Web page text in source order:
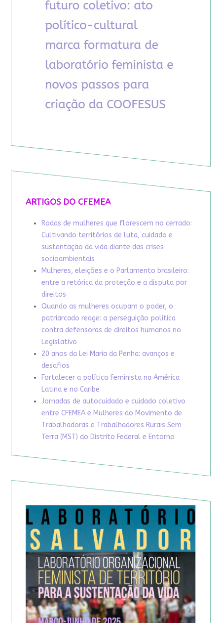
ARTIGOS DO CFEMEA
Rodas de mulheres que florescem no cerrado:
Cultivando territórios de luta, cuidado e
sustentação da vida diante das crises
socioambientais
Mulheres, eleições e o Parlamento brasileiro:
entre a retórica da proteção e a disputa por
direitos
Quando as mulheres ocupam o poder, o
patriarcado reage: a perseguição política
contra defensoras de direitos humanos no
Legislativo
20 anos da Lei Maria da Penha: avanços e
desafios
Fortalecer a política feminista na América
Latina e no Caribe
Jornadas de autocuidado e cuidado coletivo
entre CFEMEA e Mulheres do Movimento de
Trabalhadoras e Trabalhadores Rurais Sem
Terra (MST) do Distrito Federal e Entorno